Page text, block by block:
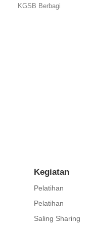
KGSB Berbagi
Kegiatan
Pelatihan
Pelatihan
Saling Sharing